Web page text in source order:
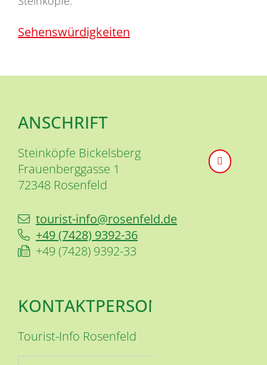
Sehenswürdigkeiten
ANSCHRIFT
Steinköpfe Bickelsberg
Frauenberggasse 1
72348 Rosenfeld
tourist-info@rosenfeld.de
+49 (7428) 9392-36
+49 (7428) 9392-33
KONTAKTPERSON
Tourist-Info Rosenfeld